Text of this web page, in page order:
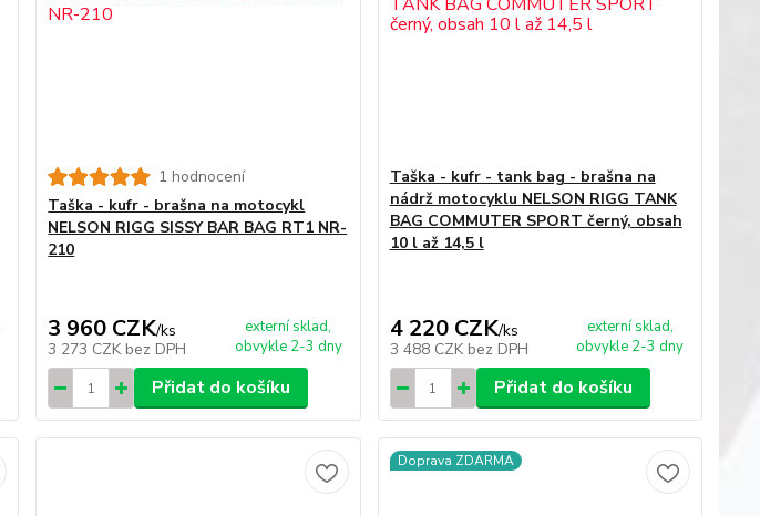
1 hodnocení
Taška - kufr - brašna na motocykl
NELSON RIGG SISSY BAR BAG RT1 NR-
210
3 960 CZK/ks
3 273 CZK bez DPH
externí sklad,
obvykle 2-3 dny
Přidat do košíku
Taška - kufr - tank bag - brašna na
nádrž motocyklu NELSON RIGG TANK
BAG COMMUTER SPORT černý, obsah
10 l až 14,5 l
4 220 CZK/ks
3 488 CZK bez DPH
externí sklad,
obvykle 2-3 dny
Přidat do košíku
Doprava ZDARMA